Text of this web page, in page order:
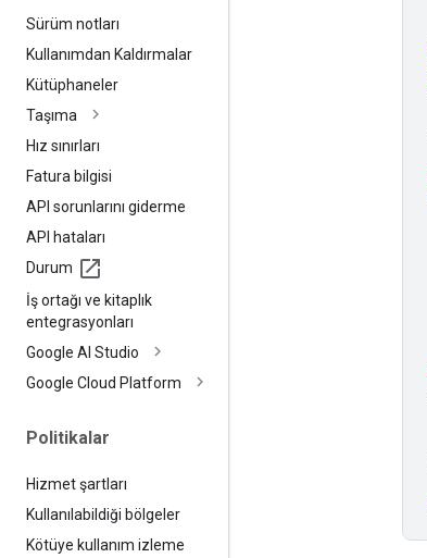
Sürüm notları
Kullanımdan Kaldırmalar
Kütüphaneler
Taşıma
Hız sınırları
Fatura bilgisi
API sorunlarını giderme
API hataları
Durum
İş ortağı ve kitaplık
entegrasyonları
Google AI Studio
Google Cloud Platform
Politikalar
Hizmet şartları
Kullanılabildiği bölgeler
Kötüye kullanım izleme